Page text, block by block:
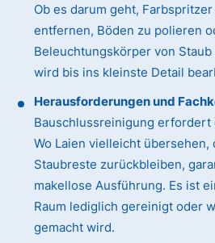
Ob es darum geht,
entfernen, Böden zu polieren
Beleuchtungskörper von
wird bis ins kleinste Detail
Herausforderungen und
Bauschlussreinigung erfordert
Wo Laien vielleicht übersehen,
Staubreste zurückbleiben,
makellose Ausführung. Es ist
Raum lediglich gereinigt oder
gemacht wird.